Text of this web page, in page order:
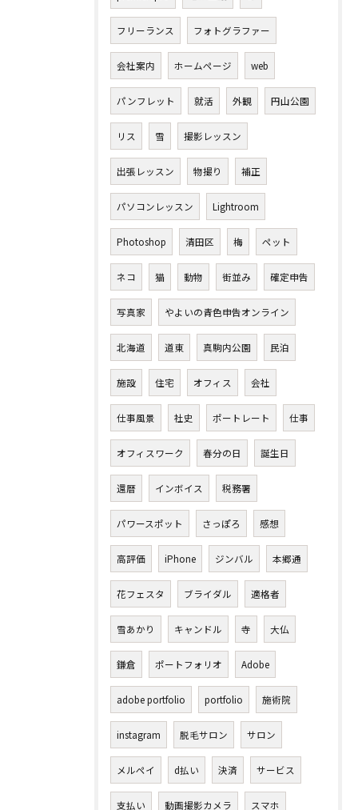
フリーランス フォトグラファー
会社案内 ホームページ web
パンフレット 就活 外観 円山公園
リス 雪 撮影レッスン
出張レッスン 物撮り 補正
パソコンレッスン Lightroom
Photoshop 清田区 梅 ペット
ネコ 猫 動物 街並み 確定申告
写真家 やよいの青色申告オンライン
北海道 道東 真駒内公園 民泊
施設 住宅 オフィス 会社
仕事風景 社史 ポートレート 仕事
オフィスワーク 春分の日 誕生日
還暦 インボイス 税務署
パワースポット さっぽろ 感想
高評価 iPhone ジンバル 本郷通
花フェスタ ブライダル 適格者
雪あかり キャンドル 寺 大仏
鎌倉 ポートフォリオ Adobe
adobe portfolio portfolio 施術院
instagram 脱毛サロン サロン
メルペイ d払い 決済 サービス
支払い 動画撮影カメラ スマホ
ご要望をぜひおきかせください
お問い合わせはこちら